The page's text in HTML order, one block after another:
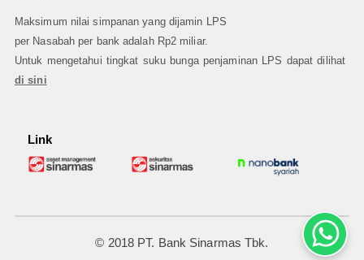
Maksimum nilai simpanan yang dijamin LPS
per Nasabah per bank adalah Rp2 miliar.
Untuk mengetahui tingkat suku bunga penjaminan LPS dapat dilihat
di sini
Link
© 2018 PT. Bank Sinarmas Tbk.